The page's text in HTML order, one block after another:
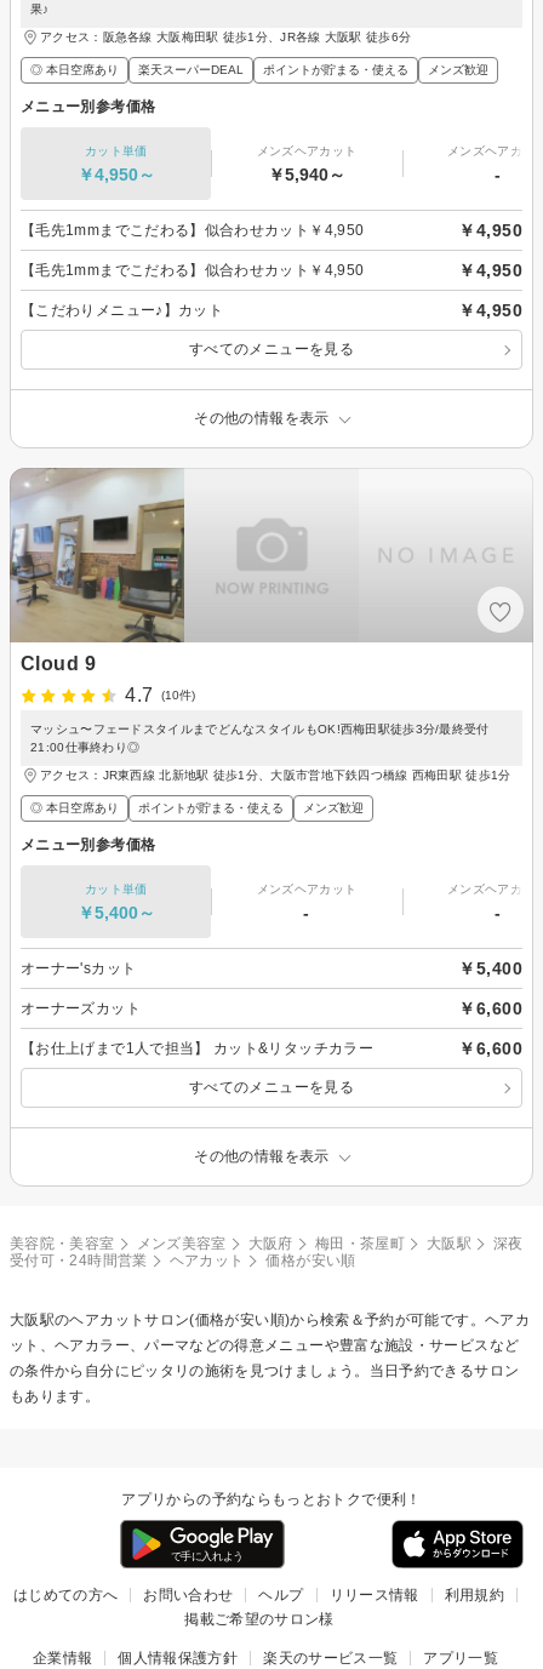
果♪
アクセス：阪急各線 大阪梅田駅 徒歩1分、JR各線 大阪駅 徒歩6分
◎ 本日空席あり 楽天スーパーDEAL ポイントが貯まる・使える メンズ歓迎
メニュー別参考価格
カット単価
￥4,950～
メンズヘアカット
￥5,940～
メンズヘアカラ
-
【毛先1mmまでこだわる】似合わせカット￥4,950 ￥4,950
【毛先1mmまでこだわる】似合わせカット￥4,950 ￥4,950
【こだわりメニュー♪】カット ￥4,950
すべてのメニューを見る
その他の情報を表示
Cloud 9
4.7
(10件)
マッシュ〜フェードスタイルまでどんなスタイルもOK!西梅田駅徒歩3分/最終受付
21:00仕事終わり◎
アクセス：JR東西線 北新地駅 徒歩1分、大阪市営地下鉄四つ橋線 西梅田駅 徒歩1分
◎ 本日空席あり ポイントが貯まる・使える メンズ歓迎
メニュー別参考価格
カット単価
￥5,400～
メンズヘアカット
-
メンズヘアカラ
-
オーナー'sカット ￥5,400
オーナーズカット ￥6,600
【お仕上げまで1人で担当】 カット&リタッチカラー ￥6,600
すべてのメニューを見る
その他の情報を表示
美容院・美容室 メンズ美容室 大阪府 梅田・茶屋町 大阪駅
深夜
受付可・24時間営業
ヘアカット 価格が安い順
大阪駅のヘアカットサロン(価格が安い順)から検索＆予約が可能です。ヘアカ
ット、ヘアカラー、パーマなどの得意メニューや豊富な施設・サービスなど
の条件から自分にピッタリの施術を見つけましょう。当日予約できるサロン
もあります。
アプリからの予約ならもっとおトクで便利！
はじめての方へ お問い合わせ ヘルプ リリース情報
利用規約
掲載ご希望のサロン様
企業情報 個人情報保護方針 楽天のサービス一覧 アプリ一覧